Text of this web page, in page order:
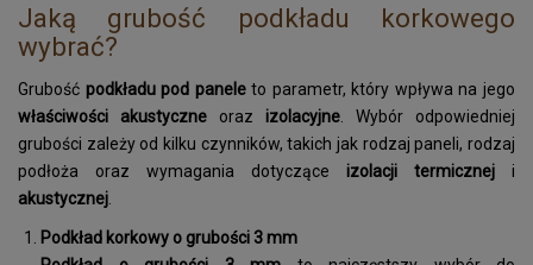
Granulat korkowy
Tapeta korkowa
Przekładki korkowe
Zegarek z korka
Jaką grubość podkładu korkowego
wybrać?
Grubość podkładu pod paneleto parametr, który wpływa na jego
właściwości akustyczne oraz izolacyjne . Wybór odpowiedniej
grubości zależy od kilku czynników, takich jak rodzaj paneli, rodzaj
podłoża oraz wymagania dotyczące izolacji termicznej i
akustycznej
Podkład korkowy o grubości 3 mm